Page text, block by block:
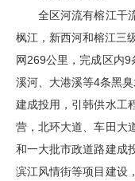
全区河流有榕江干流
枫江，新西河和榕江三
网269公里，完成区内
溪河、大港溪等4条黑
建成投用，引韩供水工
营，北环大道、车田大
和一大批市政道路建成
滨江风情街等项目建设